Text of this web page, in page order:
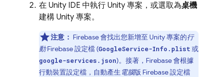
在 Unity IDE 中執行 Unity 專案，或選取為桌機
建構 Unity 專案。
注意： Firebase 會找出您新增至 Unity 專案的行
動Firebase 設定檔 (GoogleService-Info.plist 或
google-services.json)。接著，Firebase 會根據
行動裝置設定檔，自動產生 電腦版 Firebase 設定檔